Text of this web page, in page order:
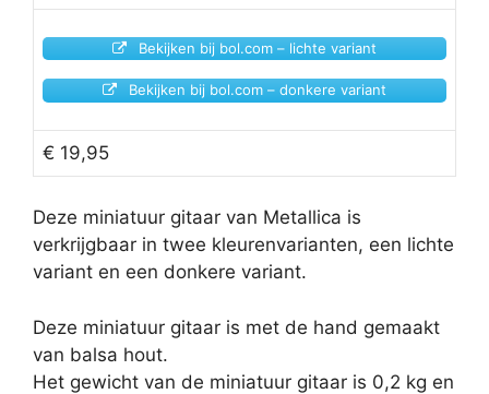
Bekijken bij bol.com – lichte variant
Bekijken bij bol.com – donkere variant
€ 19,95
Deze miniatuur gitaar van Metallica is
verkrijgbaar in twee kleurenvarianten, een lichte
variant en een donkere variant.
Deze miniatuur gitaar is met de hand gemaakt
van balsa hout.
Het gewicht van de miniatuur gitaar is 0,2 kg en